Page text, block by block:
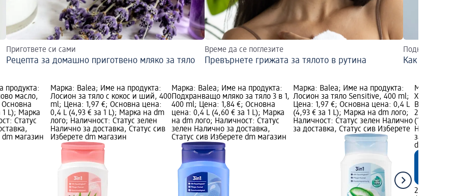
Пригответе си сами
Рецепта за домашно приготвено мляко за тяло
Време да се поглезите
Превърнете грижата за тялото в рутина
Подкрепете
Как да
продукта:
масло,
1 L); Марка
Статус
dm магазин
Марка: Balea; Име на продукта:
Лосион за тяло с кокос и ший, 400
ml; Цена: 1,97 €; Основна цена:
0,4 L (4,93 € за 1 L); Марка на dm
лого; Наличност: Статус зелен
Налично за доставка, Статус сив
Изберете dm магазин
Марка: Balea; Име на продукта:
Подхранващо мляко за тяло 3 в 1,
400 ml; Цена: 1,84 €; Основна
цена: 0,4 L (4,60 € за 1 L); Марка
на dm лого; Наличност: Статус
зелен Налично за доставка,
Статус сив Изберете dm магазин
Марка: Balea; Име на продукта:
Лосион за тяло Sensitive, 400 ml;
Цена: 1,97 €; Основна цена: 0,4 L
(4,93 € за 1 L); Марка на dm лого;
Наличност: Статус зелен Налично
за доставка, Статус сив Изберете
Марка:
Beauty
2,35 €;
(11,75 € за
за
dm
2,35 €